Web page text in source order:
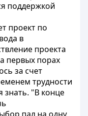
поддержкой
проект по
в
проекта
первых порах
за счет
трудности
знать. "В конце